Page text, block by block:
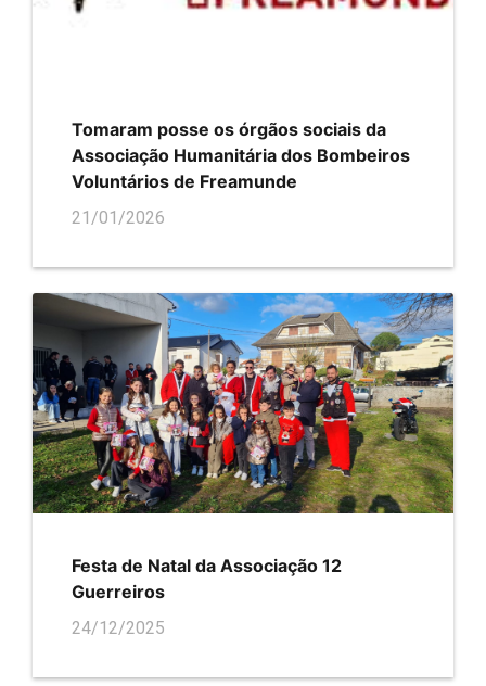
Tomaram posse os órgãos sociais da
Associação Humanitária dos Bombeiros
Voluntários de Freamunde
21/01/2026
Festa de Natal da Associação 12
Guerreiros
24/12/2025